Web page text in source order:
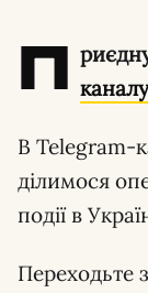
П
В Telegram-
ділимося
події в
Переходьте